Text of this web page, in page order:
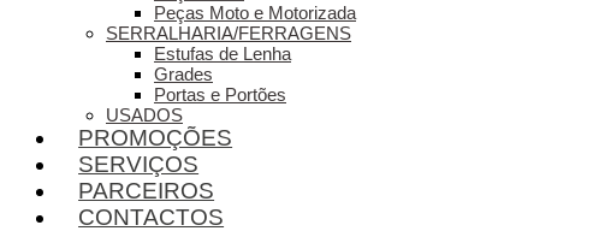
Peças Moto e Motorizada
SERRALHARIA/FERRAGENS
Estufas de Lenha
Grades
Portas e Portões
USADOS
PROMOÇÕES
SERVIÇOS
PARCEIROS
CONTACTOS